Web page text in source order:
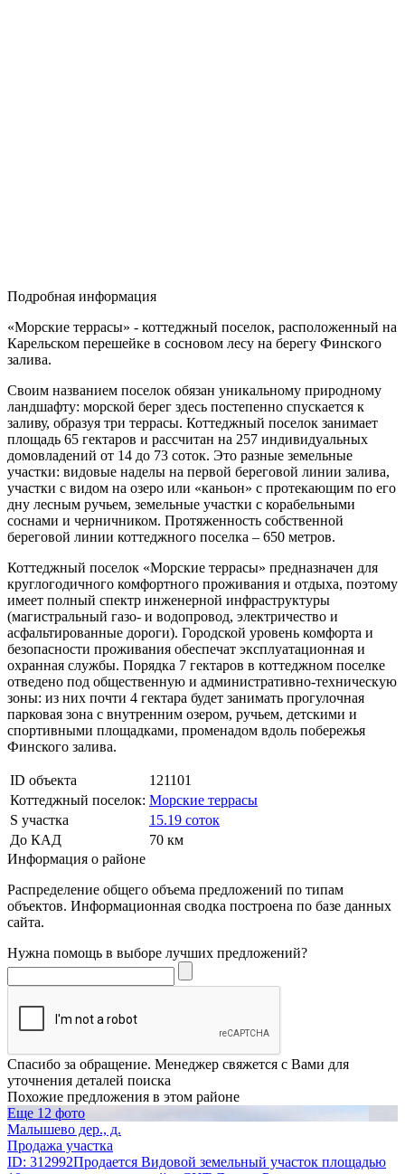
Подробная информация
«Морские террасы» - коттеджный поселок, расположенный на
Карельском перешейке в сосновом лесу на берегу Финского
залива.
Своим названием поселок обязан уникальному природному
ландшафту: морской берег здесь постепенно спускается к
заливу, образуя три террасы. Коттеджный поселок занимает
площадь 65 гектаров и рассчитан на 257 индивидуальных
домовладений от 14 до 73 соток. Это разные земельные
участки: видовые наделы на первой береговой линии залива,
участки с видом на озеро или «каньон» с протекающим по его
дну лесным ручьем, земельные участки с корабельными
соснами и черничником. Протяженность собственной
береговой линии коттеджного поселка – 650 метров.
Коттеджный поселок «Морские террасы» предназначен для
круглогодичного комфортного проживания и отдыха, поэтому
имеет полный спектр инженерной инфраструктуры
(магистральный газо- и водопровод, электричество и
асфальтированные дороги). Городской уровень комфорта и
безопасности проживания обеспечат эксплуатационная и
охранная службы. Порядка 7 гектаров в коттеджном поселке
отведено под общественную и административно-техническую
зоны: из них почти 4 гектара будет занимать прогулочная
парковая зона с внутренним озером, ручьем, детскими и
спортивными площадками, променадом вдоль побережья
Финского залива.
ID объекта
121101
Коттеджный поселок: Морские террасы
S участка
15.19 соток
До КАД
70 км
Информация о районе
Распределение общего объема предложений по типам
объектов. Информационная сводка построена по базе данных
сайта.
Нужна помощь в выборе лучших предложений?
Спасибо за обращение. Менеджер свяжется с Вами для
уточнения деталей поиска
Похожие предложения в этом районе
Еще 12 фото
Малышево дер., д.
Продажа участка
ID: 312992Продается Видовой земельный участок площадью